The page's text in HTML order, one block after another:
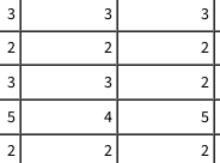
3 3
3
2 2
2
3 3
2
5 4
5
2 2
2